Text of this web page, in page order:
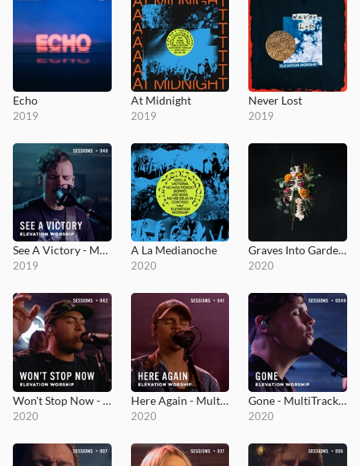
Echo
2019
At Midnight
2019
Never Lost
2019
See A Victory - MultiTracks.com Session
2019
A La Medianoche
2020
Graves Into Gardens
2020
Won't Stop Now - MultiTracks.com Session
2020
Here Again - MultiTracks.com Session
2020
Gone - MultiTracks.com Session
2020